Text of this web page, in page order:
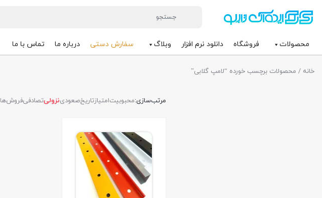
محصولات فروشگاه دانلود نرم افزار وبلاگ سفارش دستی درباره ما تماس با ما
خانه / محصولات برچسب خورده “لامپ گلابی”
مرتب‌سازی:محبوبیتامتیازتاریخصعودینزولیتصادفیفروش‌ها